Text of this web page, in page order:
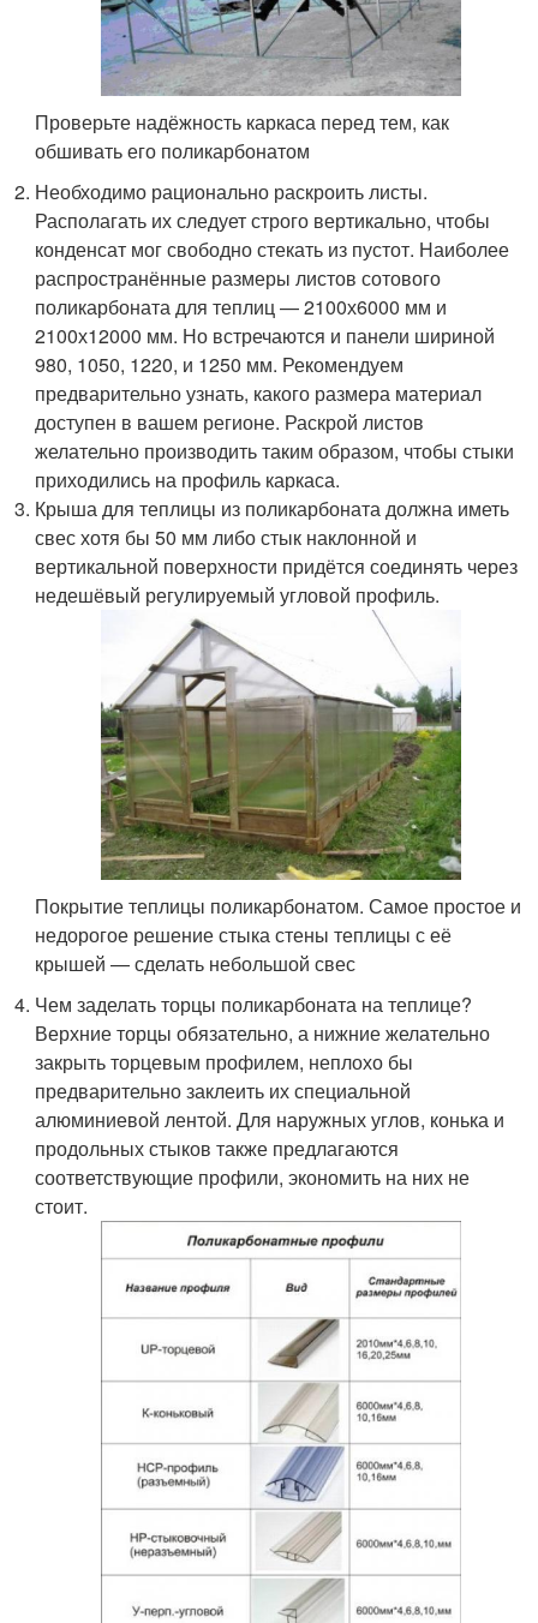
Проверьте надёжность каркаса перед тем, как
обшивать его поликарбонатом
Необходимо рационально раскроить листы.
Располагать их следует строго вертикально, чтобы
конденсат мог свободно стекать из пустот. Наиболее
распространённые размеры листов сотового
поликарбоната для теплиц — 2100х6000 мм и
2100х12000 мм. Но встречаются и панели шириной
980, 1050, 1220, и 1250 мм. Рекомендуем
предварительно узнать, какого размера материал
доступен в вашем регионе. Раскрой листов
желательно производить таким образом, чтобы стыки
приходились на профиль каркаса.
Крыша для теплицы из поликарбоната должна иметь
свес хотя бы 50 мм либо стык наклонной и
вертикальной поверхности придётся соединять через
недешёвый регулируемый угловой профиль.
Покрытие теплицы поликарбонатом. Самое простое и
недорогое решение стыка стены теплицы с её
крышей — сделать небольшой свес
Чем заделать торцы поликарбоната на теплице?
Верхние торцы обязательно, а нижние желательно
закрыть торцевым профилем, неплохо бы
предварительно заклеить их специальной
алюминиевой лентой. Для наружных углов, конька и
продольных стыков также предлагаются
соответствующие профили, экономить на них не
стоит.